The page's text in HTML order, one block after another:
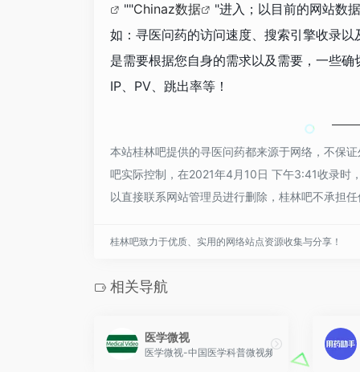
""Chinaz数据
"进入；以目前的网站数
如：寻医问药的访问速度、搜索引擎收录
是需要根据您自身的需求以及需要，一些
IP、PV、跳出率等！
本站桂林吧提供的寻医问药都来源于网络，不保
吧实际控制，在2021年4月10日 下午3:41收录时
以直接联系网站管理员进行删除，桂林吧不承担任
桂林吧致力于优质、实用的网络站点资源收集与分享！
相关导航
医学微视
医学微视-中国医学科普微视频百科全书